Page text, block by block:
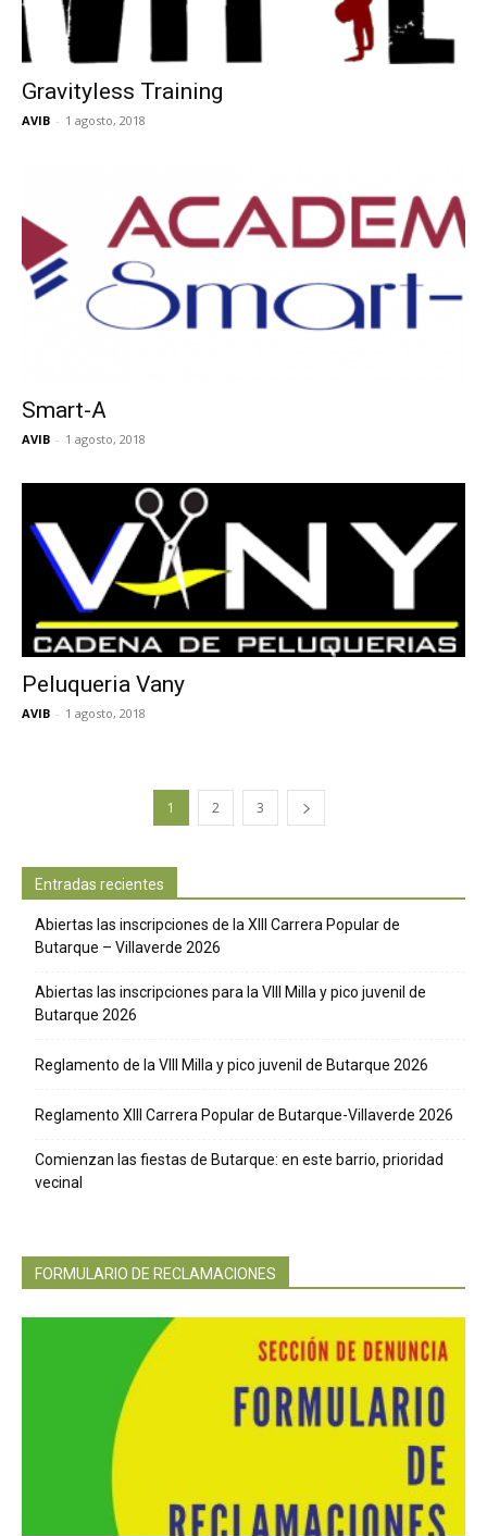
Gravityless Training
AVIB - 1 agosto, 2018
Smart-A
AVIB - 1 agosto, 2018
Peluqueria Vany
AVIB - 1 agosto, 2018
1 2 3
Entradas recientes
Abiertas las inscripciones de la XIII Carrera Popular de
Butarque – Villaverde 2026
Abiertas las inscripciones para la VIII Milla y pico juvenil de
Butarque 2026
Reglamento de la VIII Milla y pico juvenil de Butarque 2026
Reglamento XIII Carrera Popular de Butarque-Villaverde 2026
Comienzan las fiestas de Butarque: en este barrio, prioridad
vecinal
FORMULARIO DE RECLAMACIONES